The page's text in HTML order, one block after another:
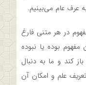
عرف عام می‌بینیم.
در هر متنی فارغ
مفهوم بوده یا نبوده
کند و ما به دنبال
علم و امکان آن